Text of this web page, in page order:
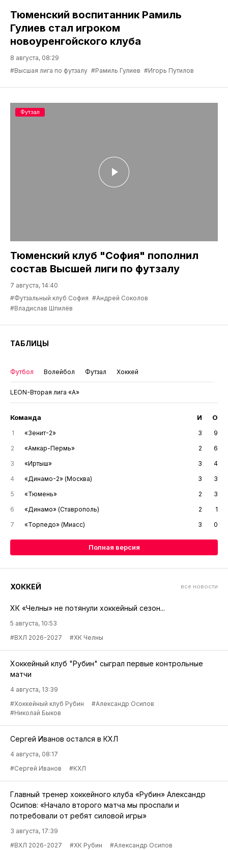
Тюменский воспитанник Рамиль
Гулиев стал игроком
новоуренгойского клуба
8 августа, 08:29
#Высшая лига по футзалу #Рамиль Гулиев #Игорь Путилов
Тюменский клуб "София" пополнил
состав Высшей лиги по футзалу
7 августа, 14:40
#Футзальный клуб София #Андрей Соколов
#Владислав Шпилёв
Футзал
ТАБЛИЦЫ
Футбол Волейбол Футзал Хоккей
LEON-Вторая лига «А»
Команда И О
1 «Зенит-2» 3
9
2
«Амкар-Пермь» 2
6
3
«Иртыш» 3
4
4
«Динамо-2» (Москва) 3
3
5
«Тюмень» 2
3
6
«Динамо» (Ставрополь) 2
1
7
«Торпедо» (Миасс) 3 0
Полная версия
ХОККЕЙ все новости
ХК «Челны» не потянули хоккейный сезон...
5 августа, 10:53
#ВХЛ 2026-2027
#ХК Челны
Хоккейный клуб "Рубин" сыграл первые контрольные
матчи
4 августа, 13:39
#Хоккейный клуб Рубин
#Александр Осипов
#Николай Быков
Сергей Иванов остался в КХЛ
4 августа, 08:17
#Сергей Иванов
#КХЛ
Главный тренер хоккейного клуба «Рубин» Александр
Осипов: «Начало второго матча мы проспали и
потребовали от ребят силовой игры»
3 августа, 17:39
#ВХЛ 2026-2027
#ХК Рубин #Александр Осипов